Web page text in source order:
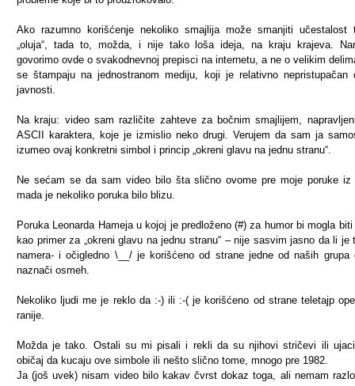
Ako razumno korišćenje nekoliko smajlija može smanjiti učestalost
„oluja“, tada to, možda, i nije tako loša ideja, na kraju krajeva.
govorimo ovde o svakodnevnoj prepisci na internetu, a ne o velikim
se štampaju na jednostranom mediju, koji je relativno nepristupačan
javnosti.
Na kraju: video sam različite zahteve za bočnim smajlijem,
ASCII karaktera, koje je izmislio neko drugi. Verujem da sam ja
izumeo ovaj konkretni simbol i princip „okreni glavu na jednu stranu“.
Ne sećam se da sam video bilo šta slično ovome pre moje poruke iz
mada je nekoliko poruka bilo blizu.
Poruka Leonarda Hameja u kojoj je predloženo (#) za humor bi mogla
kao primer za „okreni glavu na jednu stranu“ – nije sasvim jasno da li je
namera- i očigledno \__/ je korišćeno od strane jedne od naših grupa
naznači osmeh.
Nekoliko ljudi me je reklo da :-) ili :-( je korišćeno od strane teletajp
ranije.
Možda je tako. Ostali su mi pisali i rekli da su njihovi stričevi ili
običaj da kucaju ove simbole ili nešto slično tome, mnogo pre 1982.
Ja (još uvek) nisam video bilo kakav čvrst dokaz toga, ali nemam